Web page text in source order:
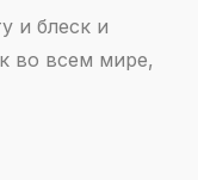
и блеск и
во всем мире,